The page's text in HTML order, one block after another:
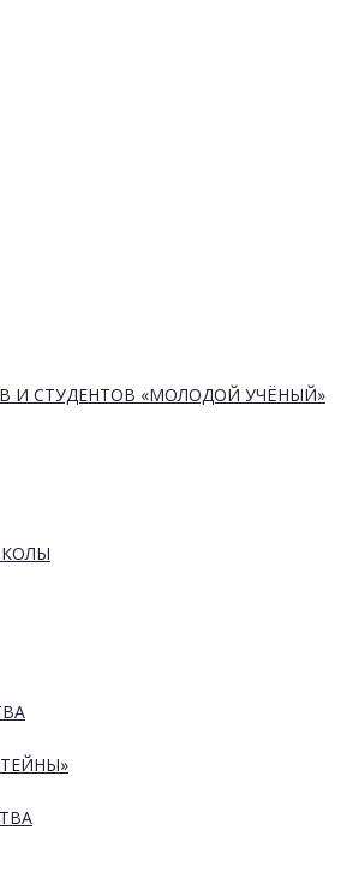
И СТУДЕНТОВ «МОЛОДОЙ УЧЁНЫЙ»